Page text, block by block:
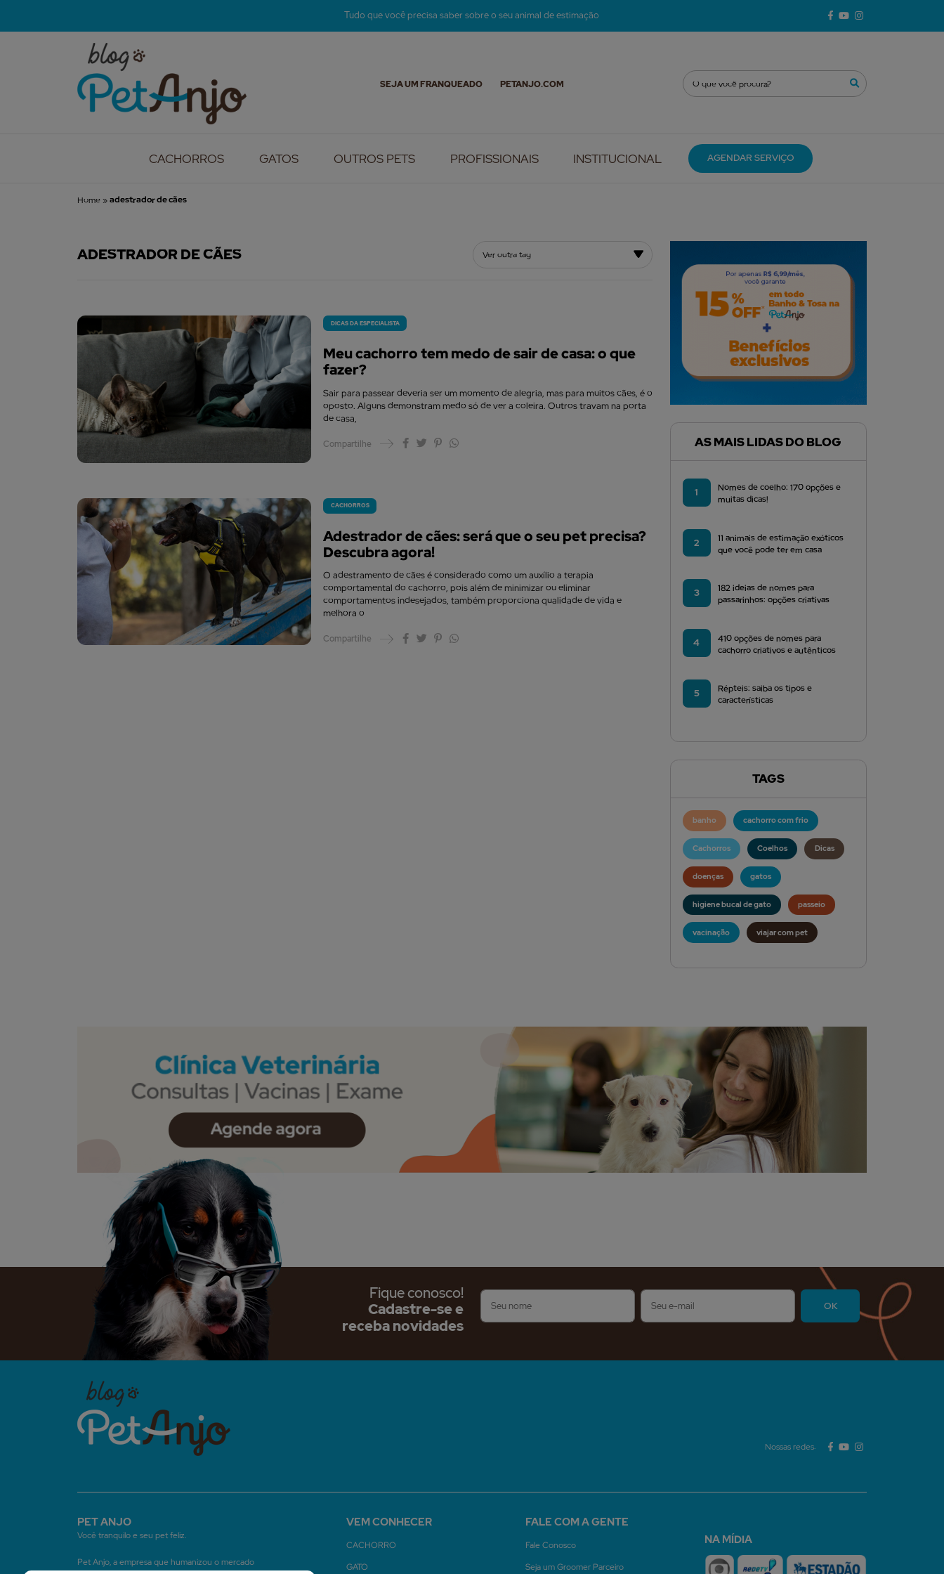
Tudo que você precisa saber sobre o seu animal de estimação
SEJA UM FRANQUEADO PETANJO.COM
CACHORROS GATOS OUTROS PETS PROFISSIONAIS INSTITUCIONAL AGENDAR SERVIÇO
Home »adestrador de cães
ADESTRADOR DE CÃES
DICAS DA ESPECIALISTA
Meu cachorro tem medo de sair de casa: o que
fazer?
Sair para passear deveria ser um momento de alegria, mas para muitos cães, é o
oposto. Alguns demonstram medo só de ver a coleira. Outros travam na porta
de casa,
Compartilhe
CACHORROS
Adestrador de cães: será que o seu pet precisa?
Descubra agora!
O adestramento de cães é considerado como um auxílio a terapia
comportamental do cachorro, pois além de minimizar ou eliminar
comportamentos indesejados, também proporciona qualidade de vida e
melhora o
Compartilhe
AS MAIS LIDAS DO BLOG
1
Nomes de coelho: 170 opções e
muitas dicas!
2
11 animais de estimação exóticos
que você pode ter em casa
3
182 ideias de nomes para
passarinhos: opções criativas
4
410 opções de nomes para
cachorro criativos e autênticos
5
Répteis: saiba os tipos e
características
TAGS
banho cachorro com frio
Cachorros Coelhos Dicas
doenças gatos
higiene bucal de gato passeio
vacinação viajar com pet
Fique conosco!
Cadastre-se e
receba novidades
Nossas redes:
PET ANJO
Você tranquilo e seu pet feliz.
Pet Anjo, a empresa que humanizou o mercado
VEM CONHECER
CACHORRO
GATO
FALE COM A GENTE
Fale Conosco
Seja um Groomer Parceiro
NA MÍDIA